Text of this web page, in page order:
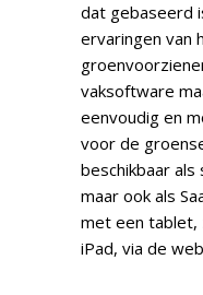
dat gebaseerd
ervaringen van
vaksoftware
eenvoudig en
voor de
beschikbaar
maar ook als
met een tablet,
iPad, via de